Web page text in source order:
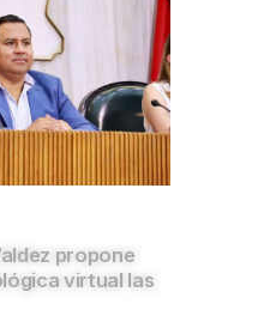
propone
virtual las